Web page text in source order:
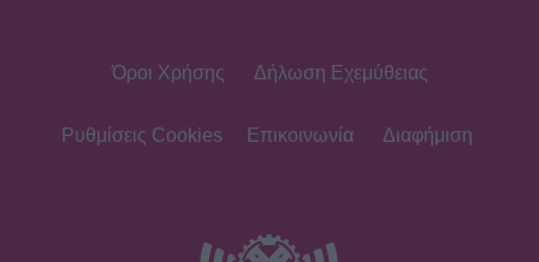
Όροι Χρήσης Δήλωση Εχεμύθειας
Ρυθμίσεις Cookies Επικοινωνία Διαφήμιση